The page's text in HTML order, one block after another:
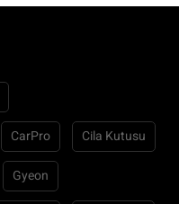
CarPro Cila Kutusu
Gyeon